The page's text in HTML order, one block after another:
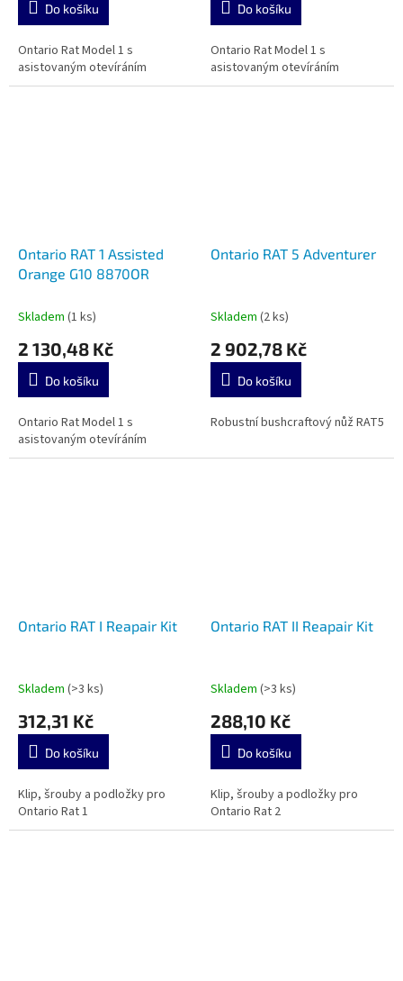
Do košíku
Ontario Rat Model 1 s
asistovaným otevíráním
Do košíku
Ontario Rat Model 1 s
asistovaným otevíráním
Ontario RAT 1 Assisted
Orange G10 8870OR
Skladem (1 ks)
2 130,48 Kč
Do košíku
Ontario Rat Model 1 s
asistovaným otevíráním
Ontario RAT 5 Adventurer
Skladem (2 ks)
2 902,78 Kč
Do košíku
Robustní bushcraftový nůž RAT5
Ontario RAT I Reapair Kit
Skladem (>3 ks)
312,31 Kč
Do košíku
Klip, šrouby a podložky pro
Ontario Rat 1
Ontario RAT II Reapair Kit
Skladem (>3 ks)
288,10 Kč
Do košíku
Klip, šrouby a podložky pro
Ontario Rat 2